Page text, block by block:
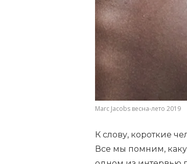
Marc Jacobs весна-лето 2019
К слову, короткие
Все мы помним,